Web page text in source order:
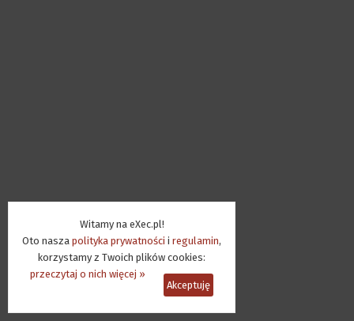
Witamy na eXec.pl!
Oto nasza polityka prywatności i regulamin,
korzystamy z Twoich plików cookies:
przeczytaj o nich więcej »
Akceptuję